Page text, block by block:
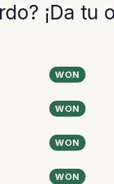
¡Da tu
WON
WON
WON
WON